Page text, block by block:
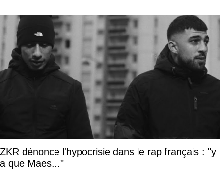
ZKR dénonce l'hypocrisie dans le rap français : "y
a que Maes..."